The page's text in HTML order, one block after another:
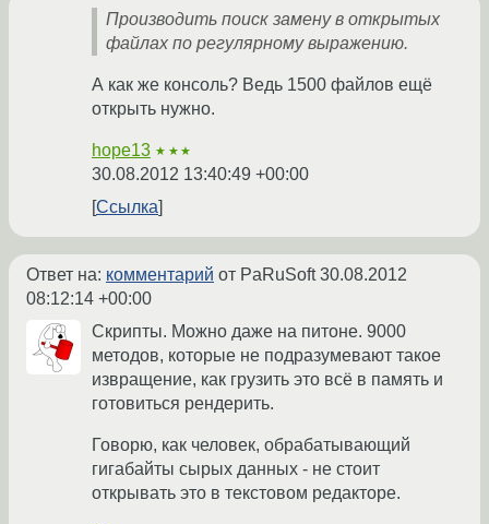
Производить поиск замену в открытых
файлах по регулярному выражению.
А как же консоль? Ведь 1500 файлов ещё
открыть нужно.
hope13 ★★★
30.08.2012 13:40:49 +00:00
Ссылка
Ответ на: комментарий от PaRuSoft30.08.2012
08:12:14 +00:00
Скрипты. Можно даже на питоне. 9000
методов, которые не подразумевают такое
извращение, как грузить это всё в память и
готовиться рендерить.
Говорю, как человек, обрабатывающий
гигабайты сырых данных - не стоит
открывать это в текстовом редакторе.